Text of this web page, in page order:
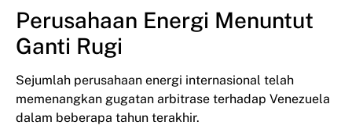
Perusahaan Energi Menuntut
Ganti Rugi
Sejumlah perusahaan energi internasional telah
memenangkan gugatan arbitrase terhadap Venezuela
dalam beberapa tahun terakhir.